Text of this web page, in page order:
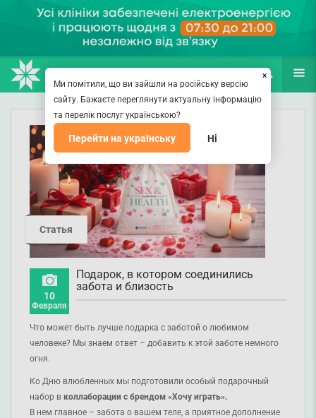
(067) 127-03-03
ПОИСК ЕЩЁ
Статья
10
Февраля
Подарок, в котором соединились
забота и близость
Что может быть лучше подарка с заботой о любимом
человеке? Мы знаем ответ – добавить к этой заботе немного
огня.
Ко Дню влюбленных мы подготовили особый подарочный
набор в коллаборации с брендом «Хочу играть».
В нем главное – забота о вашем теле, а приятное дополнение
×
Ми помітили, що ви зайшли на російську версію
сайту. Бажаєте переглянути актуальну інформацію
та перелік послуг українською?
Перейти на українську Ні